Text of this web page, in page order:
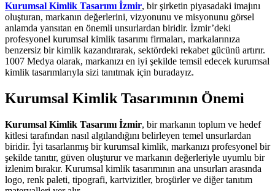
Kurumsal Kimlik Tasarımı İzmir, bir şirketin piyasadaki imajını
oluşturan, markanın değerlerini, vizyonunu ve misyonunu görsel
anlamda yansıtan en önemli unsurlardan biridir. İzmir’deki
profesyonel kurumsal kimlik tasarımı firmaları, markalarınıza
benzersiz bir kimlik kazandırarak, sektördeki rekabet gücünü artırır.
1007 Medya olarak, markanızı en iyi şekilde temsil edecek kurumsal
kimlik tasarımlarıyla sizi tanıtmak için buradayız.
Kurumsal Kimlik Tasarımının Önemi
Kurumsal Kimlik Tasarımı İzmir, bir markanın toplum ve hedef
kitlesi tarafından nasıl algılandığını belirleyen temel unsurlardan
biridir. İyi tasarlanmış bir kurumsal kimlik, markanızı profesyonel bir
şekilde tanıtır, güven oluşturur ve markanın değerleriyle uyumlu bir
izlenim bırakır. Kurumsal kimlik tasarımının ana unsurları arasında
logo, renk paleti, tipografi, kartvizitler, broşürler ve diğer tanıtım